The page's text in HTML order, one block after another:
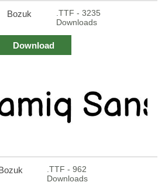
Bozuk
.TTF - 3235
Downloads
Download
.TTF - 962
Downloads